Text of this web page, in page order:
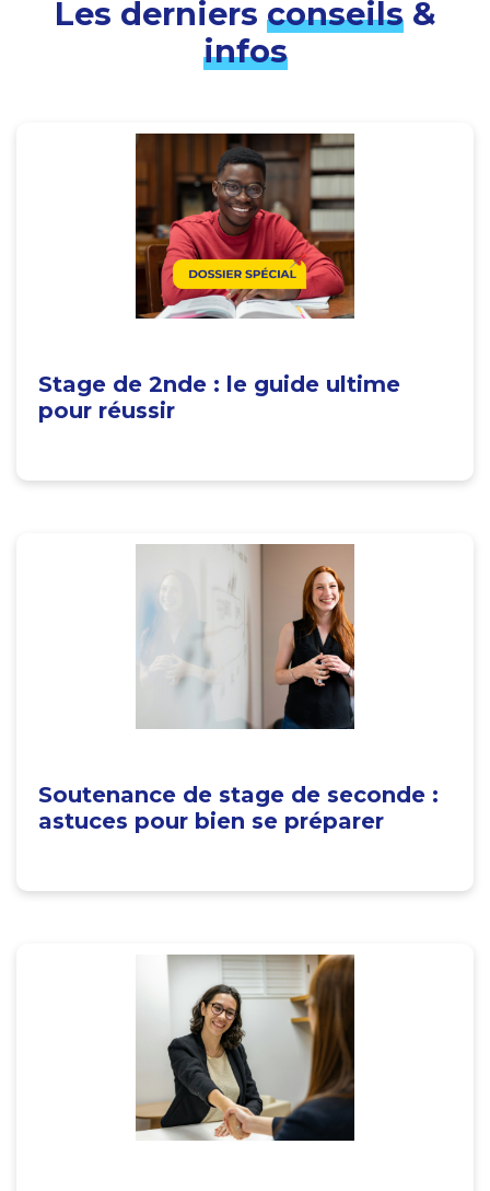
Les derniers conseils&
infos
Stage de 2nde : le guide ultime
pour réussir
Soutenance de stage de seconde :
astuces pour bien se préparer